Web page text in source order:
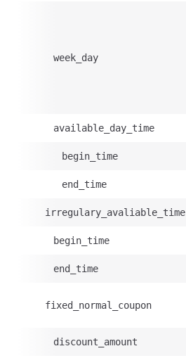
week_day
available_day_time
begin_time
end_time
irregulary_avaliable_time
begin_time
end_time
fixed_normal_coupon
discount_amount